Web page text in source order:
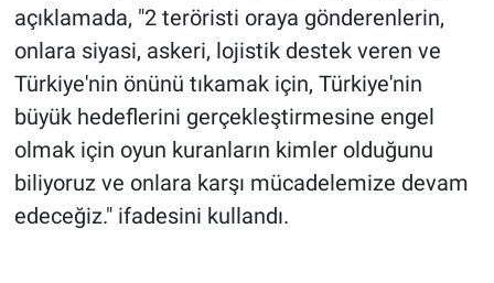
açıklamada, "2 teröristi oraya gönderenlerin,
onlara siyasi, askeri, lojistik destek veren ve
Türkiye'nin önünü tıkamak için, Türkiye'nin
büyük hedeflerini gerçekleştirmesine engel
olmak için oyun kuranların kimler olduğunu
biliyoruz ve onlara karşı mücadelemize devam
edeceğiz." ifadesini kullandı.